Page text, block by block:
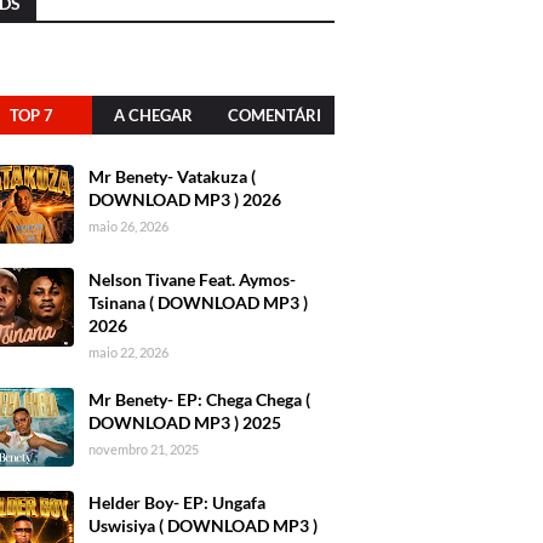
TOP 7 A CHEGAR COMENTÁRI
Mr Benety- Vatakuza (
DOWNLOAD MP3 ) 2026
maio 26, 2026
Nelson Tivane Feat. Aymos-
Tsinana ( DOWNLOAD MP3 )
2026
maio 22, 2026
Mr Benety- EP: Chega Chega (
DOWNLOAD MP3 ) 2025
novembro 21, 2025
Helder Boy- EP: Ungafa
Uswisiya ( DOWNLOAD MP3 )